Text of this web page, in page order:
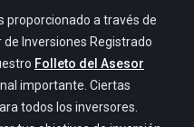
proporcionado a través de
de Inversiones Registrado
Folleto del Asesor
importante. Ciertas
todos los inversores.